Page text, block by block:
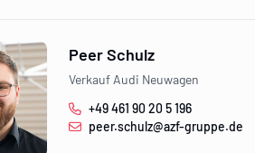
Peer Schulz
Verkauf Audi Neuwagen
+49 461 90 20 5 196
peer.schulz@azf-gruppe.de